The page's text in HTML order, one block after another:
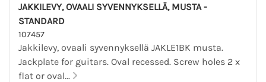
JAKKILEVY, OVAALI SYVENNYKSELLÄ, MUSTA -
STANDARD
107457
Jakkilevy, ovaali syvennyksellä JAKLE1BK musta.
Jackplate for guitars. Oval recessed. Screw holes 2 x
flat or oval...